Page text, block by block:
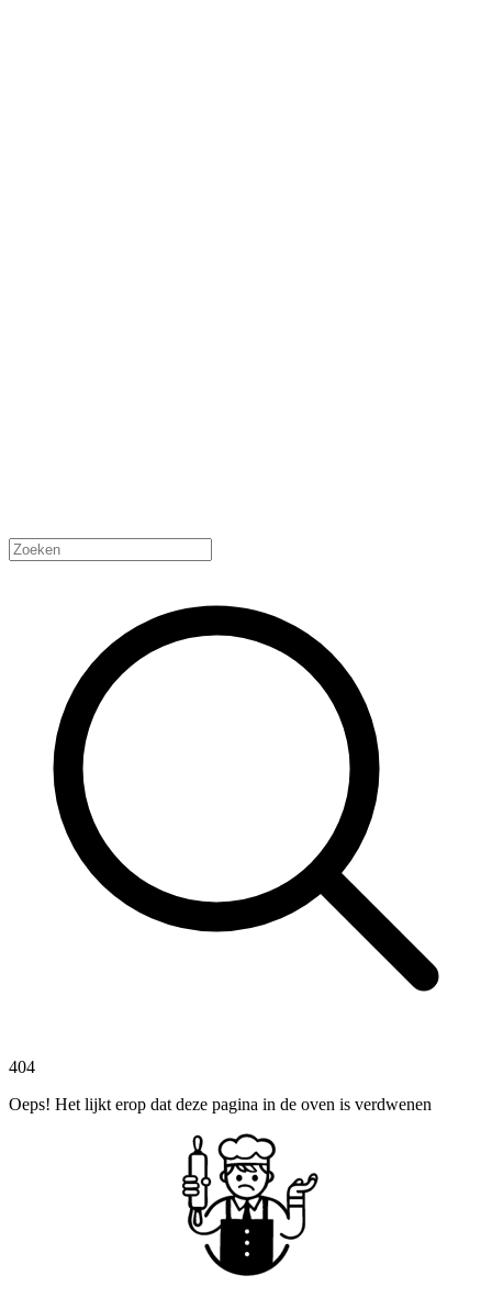
404
Oeps! Het lijkt erop dat deze pagina in de oven is verdwenen